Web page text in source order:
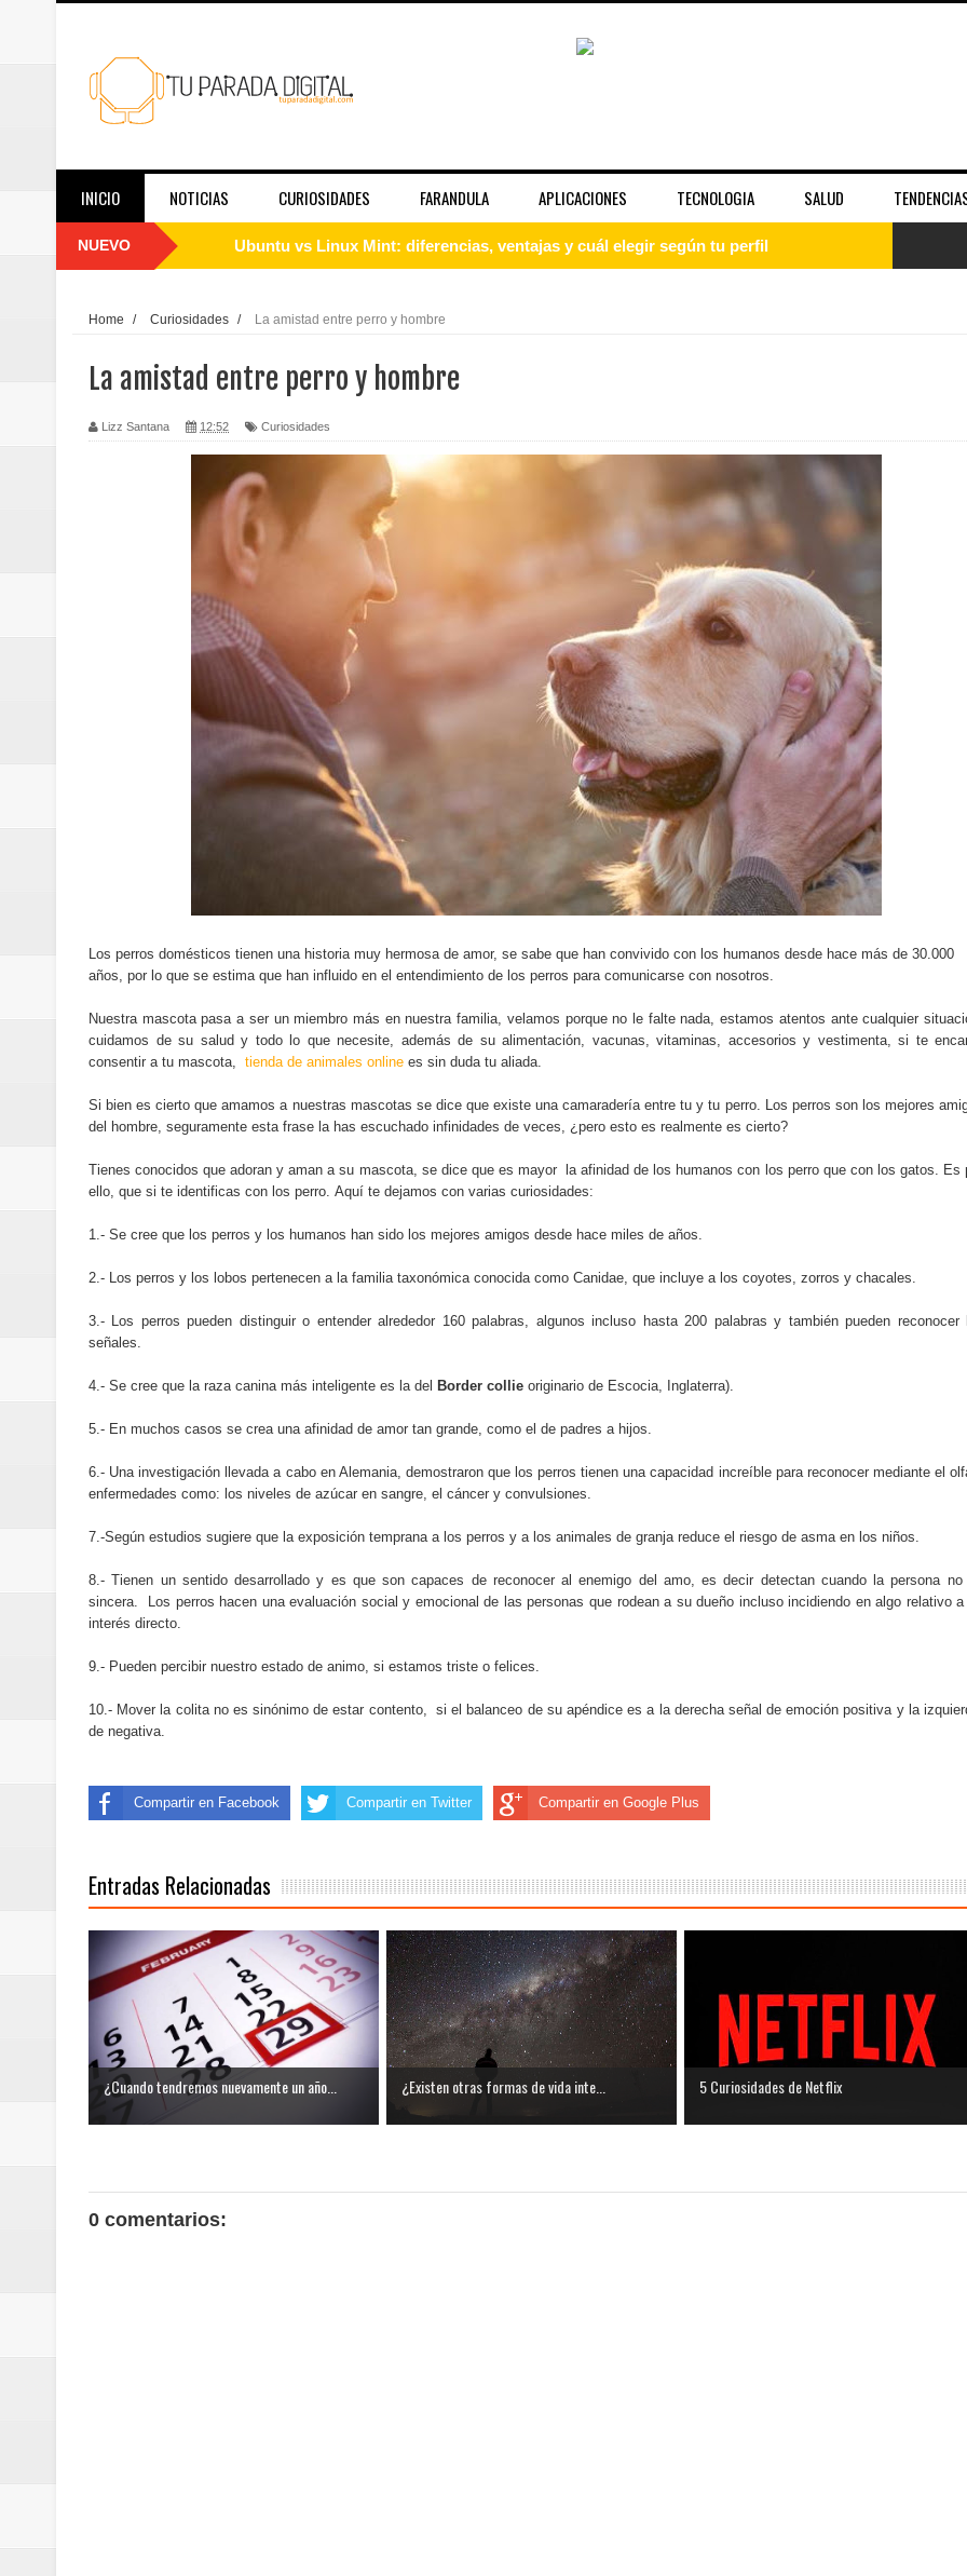
INICIO NOTICIAS CURIOSIDADES FARANDULA APLICACIONES TECNOLOGIA SALUD
NUEVO Cómo instalar Linux desde cero: guía paso a paso para principiantes
El papel de las redes sociales en la fama y la imagen pública de las celebridades
Telemedicina hoy: en qué casos funciona bien y cuándo no es suficiente
Cómo la tecnología está cambiando el consumo de noticias en internet
Aplicaciones para gestionar gastos personales: cómo funcionan y qué ofrecen
Guía completa para entender la inteligencia artificial sin ser experto
La noticia tecnológica más relevante de la semana explicada sin tecnicismos
Cómo ha cambiado la forma de informarse en internet y qué viene después
Cómo una polémica en redes sociales se convierte en tendencia global
Cómo funcionan los algoritmos de recomendación musical en plataformas digitales
Curiosidades tecnológicas que pocos conocen sobre internet y el mundo digital
Tendencias tecnológicas que marcarán el próximo mes y por qué importan
Cómo la tecnología está cambiando el consumo de noticias en internet
Automatización y trabajo: cómo la tecnología está transformando el empleo
Aplicaciones de salud: qué datos recopilan y cómo los utilizan
Cómo están cambiando los hábitos de consumo digital en los últimos años
Ubuntu vs Linux Mint: diferencias, ventajas y cuál elegir según tu perfil
Home / Curiosidades / La amistad entre perro y hombre
La amistad entre perro y hombre
Lizz Santana 12:52 Curiosidades
Los perros domésticos tienen una historia muy hermosa de amor, se sabe que han convivido con los humanos desde hace más de 30.000
años, por lo que se estima que han influido en el entendimiento de los perros para comunicarse con nosotros.
Nuestra mascota pasa a ser un miembro más en nuestra familia, velamos porque no le falte nada, estamos atentos ante cualquier
cuidamos de su salud y todo lo que necesite, además de su alimentación, vacunas, vitaminas, accesorios y vestimenta, si te
consentir a tu mascota, tienda de animales online es sin duda tu aliada.
Si bien es cierto que amamos a nuestras mascotas se dice que existe una camaradería entre tu y tu perro. Los perros son los mejores
del hombre, seguramente esta frase la has escuchado infinidades de veces, ¿pero esto es realmente es cierto?
Tienes conocidos que adoran y aman a su mascota, se dice que es mayor la afinidad de los humanos con los perro que con los gatos. Es
ello, que si te identificas con los perro. Aquí te dejamos con varias curiosidades:
1.- Se cree que los perros y los humanos han sido los mejores amigos desde hace miles de años.
2.- Los perros y los lobos pertenecen a la familia taxonómica conocida como Canidae, que incluye a los coyotes, zorros y chacales.
3.- Los perros pueden distinguir o entender alrededor 160 palabras, algunos incluso hasta 200 palabras y también pueden reconocer
señales.
4.- Se cree que la raza canina más inteligente es la del Border collie originario de Escocia, Inglaterra).
5.- En muchos casos se crea una afinidad de amor tan grande, como el de padres a hijos.
6.- Una investigación llevada a cabo en Alemania, demostraron que los perros tienen una capacidad increíble para reconocer mediante el
enfermedades como: los niveles de azúcar en sangre, el cáncer y convulsiones.
7.-Según estudios sugiere que la exposición temprana a los perros y a los animales de granja reduce el riesgo de asma en los niños.
8.- Tienen un sentido desarrollado y es que son capaces de reconocer al enemigo del amo, es decir detectan cuando la persona no
sincera. Los perros hacen una evaluación social y emocional de las personas que rodean a su dueño incluso incidiendo en algo relativo
interés directo.
9.- Pueden percibir nuestro estado de animo, si estamos triste o felices.
10.- Mover la colita no es sinónimo de estar contento, si el balanceo de su apéndice es a la derecha señal de emoción positiva y la
de negativa.
Compartir en Facebook Compartir en Twitter Compartir en Google Plus
Entradas Relacionadas
¿Cuando tendremos nuevamente un año... ¿Existen otras formas de vida inte... 5 Curiosidades de Netflix
0 comentarios: